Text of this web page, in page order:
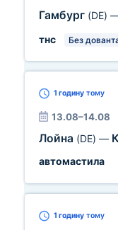
Гамбург (DE)
тнс
Без
1 годину тому
13.08–14.08
Лойна (DE) —
автомастила
1 годину тому